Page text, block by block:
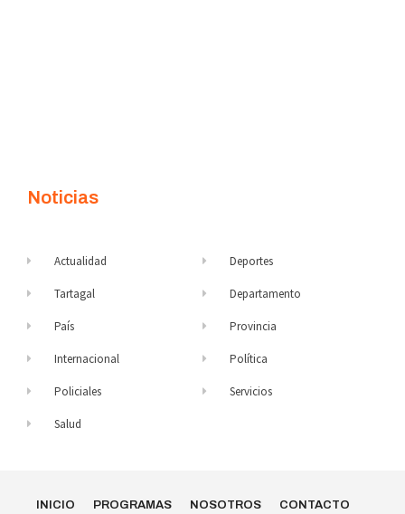
Noticias
Actualidad
Tartagal
País
Internacional
Policiales
Salud
Deportes
Departamento
Provincia
Política
Servicios
INICIO PROGRAMAS NOSOTROS CONTACTO